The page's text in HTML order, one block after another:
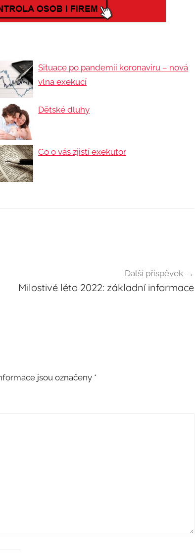
Situace po pandemii koronaviru – nová
vlna exekucí
Dětské dluhy
Co o vás zjistí exekutor
Další příspěvek
Milostivé léto 2022: základní informace
jsou označeny *